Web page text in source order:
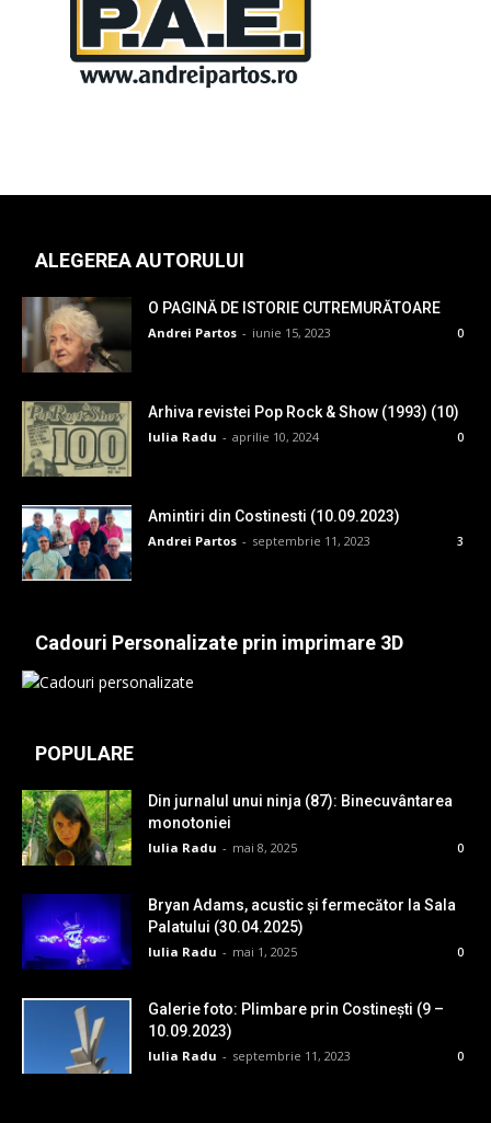
ALEGEREA AUTORULUI
O PAGINĂ DE ISTORIE CUTREMURĂTOARE
Andrei Partos - iunie 15, 2023 0
Arhiva revistei Pop Rock & Show (1993) (10)
Iulia Radu - aprilie 10, 2024 0
Amintiri din Costinesti (10.09.2023)
Andrei Partos - septembrie 11, 2023 3
Cadouri Personalizate prin imprimare 3D
POPULARE
Din jurnalul unui ninja (87): Binecuvântarea
monotoniei
Iulia Radu - mai 8, 2025 0
Bryan Adams, acustic și fermecător la Sala
Palatului (30.04.2025)
Iulia Radu - mai 1, 2025 0
Galerie foto: Plimbare prin Costinești (9 –
10.09.2023)
Iulia Radu - septembrie 11, 2023 0